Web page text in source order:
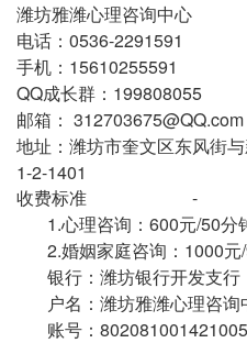
潍坊雅潍心理咨询中心
电话：0536-2291591
手机：15610255591
QQ成长群：199808055
邮箱： 312703675@QQ.com
地址：潍坊市奎文区东风街
1-2-1401
收费标准 -
1.心理咨询：600元/50分
2.婚姻家庭咨询：1000元/
银行：潍坊银行开发支行
户名：潍坊雅潍心理咨询
账号：